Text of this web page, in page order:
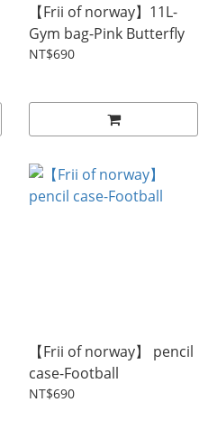
【Frii of norway】11L-
Gym bag-Pink Butterfly
NT$690
【Frii of norway】 pencil
case-Football
NT$690